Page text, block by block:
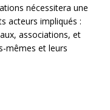
nécessitera une
acteurs impliqués :
associations, et
mêmes et leurs